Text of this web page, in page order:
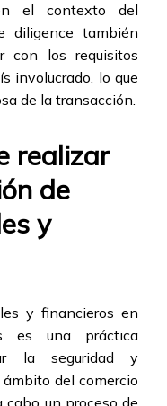
el contexto del
diligence también
con los requisitos
involucrado, lo que
de la transacción.
realizar
de
y
y financieros en
es una práctica
la seguridad y
del comercio